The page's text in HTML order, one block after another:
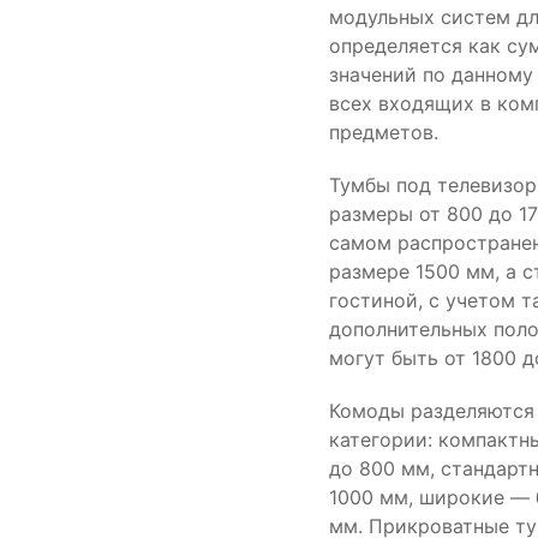
модульных систем
определяется как
значений по
всех входящих в
предметов.
Тумбы под
размеры от 800 до
самом
размере 1500 мм, а
гостиной, с учетом
дополнительных
могут быть от 1800
Комоды
категории:
до 800 мм,
1000 мм, широкие —
мм. Прикроватные